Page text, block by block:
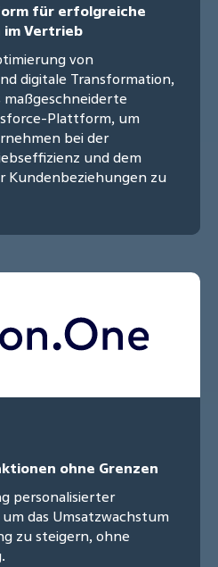
für erfolgreiche
im Vertrieb
von
digitale Transformation,
Plattform, um
bei der
und dem
Kundenbeziehungen zu
ohne Grenzen
personalisierter
das Umsatzwachstum
zu steigern, ohne